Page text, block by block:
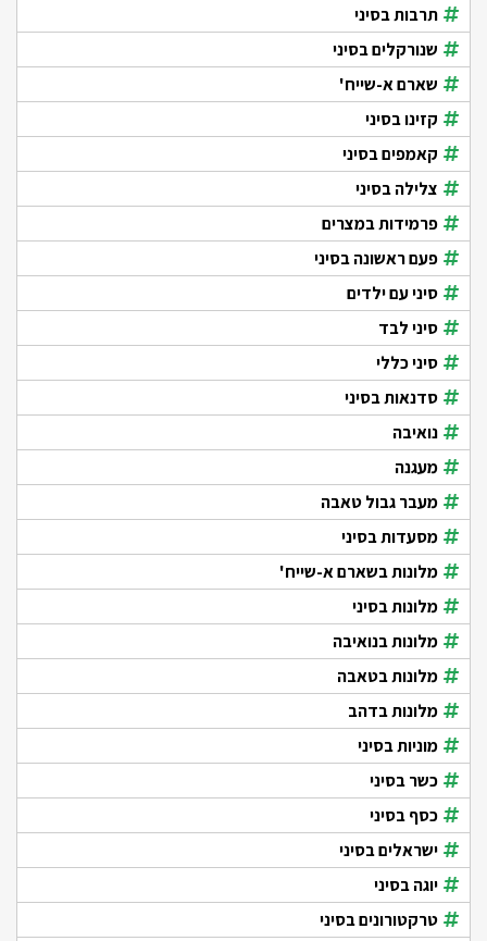
תרבות בסיני
שנורקלים בסיני
שארם א-שייח'
קזינו בסיני
קאמפים בסיני
צלילה בסיני
פרמידות במצרים
פעם ראשונה בסיני
סיני עם ילדים
סיני לבד
סיני כללי
סדנאות בסיני
נואיבה
מעגנה
מעבר גבול טאבה
מסעדות בסיני
מלונות בשארם א-שייח'
מלונות בסיני
מלונות בנואיבה
מלונות בטאבה
מלונות בדהב
מוניות בסיני
כשר בסיני
כסף בסיני
ישראלים בסיני
יוגה בסיני
טרקטורונים בסיני